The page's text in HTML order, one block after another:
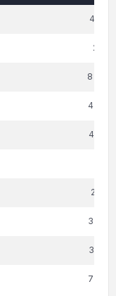
4
2
8
4
4
2
3
3
7